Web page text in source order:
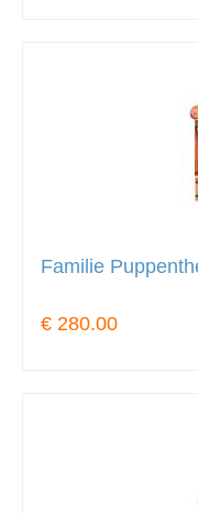
Familie
€ 280.00